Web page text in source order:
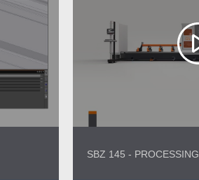
SBZ 145 - PROCESSING